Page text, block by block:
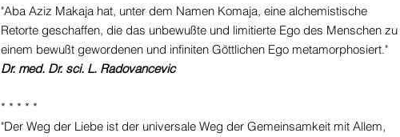
"Aba Aziz Makaja hat, unter dem Namen Komaja, eine alchemistische
Retorte geschaffen, die das unbewußte und limitierte Ego des Menschen zu
einem bewußt gewordenen und infiniten Göttlichen Ego metamorphosiert."
Dr. med. Dr. sci. L. Radovancevic
* * * * *
"Der Weg der Liebe ist der universale Weg der Gemeinsamkeit mit Allem,